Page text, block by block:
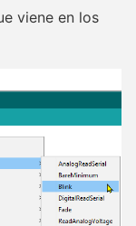
viene en los